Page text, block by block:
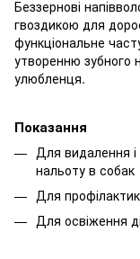
Беззернові
гвоздикою для
функціональне
утворенню зубного
улюбленця.
Показання
Для видалення і
нальоту в собак
Для
Для освіження